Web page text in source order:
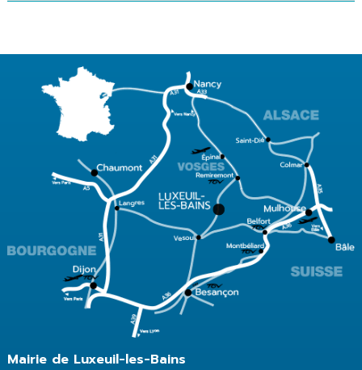
Mairie de Luxeuil-les-Bains